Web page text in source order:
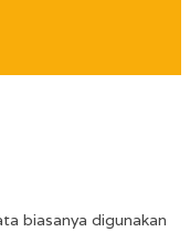
biasanya digunakan